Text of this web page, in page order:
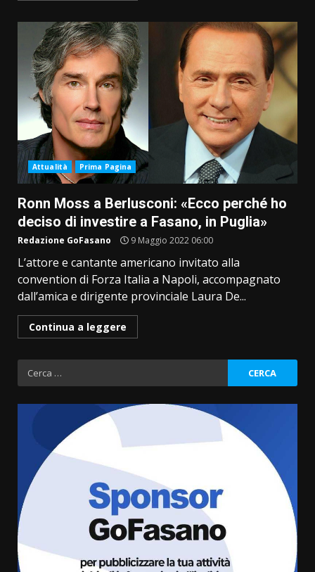
Attualità Prima Pagina
Ronn Moss a Berlusconi: «Ecco perché ho
deciso di investire a Fasano, in Puglia»
Redazione GoFasano 9 Maggio 2022 06:00
L’attore e cantante americano invitato alla
convention di Forza Italia a Napoli, accompagnato
dall’amica e dirigente provinciale Laura De...
Continua a leggere
Ricerca
per:
Cura dei beni comuni e
cittadinanza attiva: online
l’avviso per la gestione
condivisa della Villetta di
Laureto